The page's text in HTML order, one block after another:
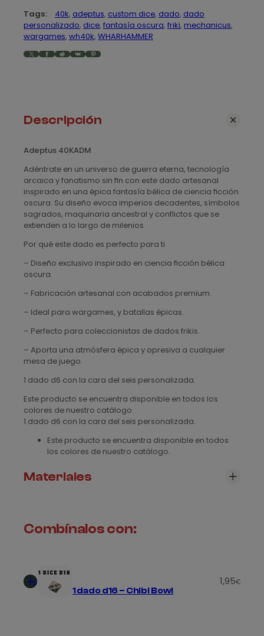
e
c
:
d
e
s
d
e
1
,
€
h
a
s
t
a
7
€
u
s
4
0
c
n
i
d
a
d
Tags: 40k, adeptus, custom dice, dado, dado
personalizado, dice, fantasía oscura, friki, mechanicus
wargames, wh40k, WHARHAMMER
X Facebook Reddit VK Pinterest
Descripción
Adeptus 40KADM
Adéntrate en un universo de guerra eterna, tecnología
arcaica y fanatismo sin fin con este dado artesanal
inspirado en una épica fantasía bélica de ciencia ficción
oscura. Su diseño evoca imperios decadentes, símbolos
sagrados, maquinaria ancestral y conflictos que se
extienden a lo largo de milenios
Por qué este dado es perfecto para ti
– Diseño exclusivo inspirado en ciencia ficción bélica
oscura.
– Fabricación artesanal con acabados premium.
– Ideal para wargames, y batallas épicas.
– Perfecto para coleccionistas de dados frikis.
– Aporta una atmósfera épica y opresiva a cualquier
mesa de juego.
1 dado d6 con la cara del seis personalizada.
Este producto se encuentra disponible en todos los
colores de nuestro catálogo.
1 dado d6 con la cara del seis personalizada.
Este producto se encuentra disponible en todos
los colores de nuestro catálogo.
Materiales
Combínalos con:
Añadir
al
carrito
1 dado d16 – Chibi Bowl
1,95€